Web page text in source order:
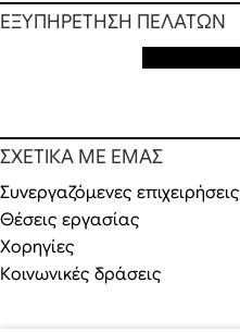
ΕΞΥΠΗΡΕΤΗΣΗ ΠΕΛΑΤΩΝ
ΣΧΕΤΙΚΑ ΜΕ ΕΜΑΣ
Συνεργαζόμενες επιχειρήσεις
Θέσεις εργασίας
Χορηγίες
Κοινωνικές δράσεις